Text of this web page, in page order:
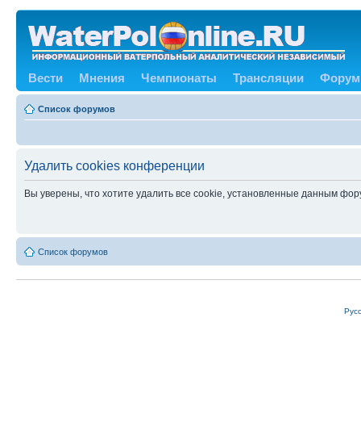
Вести Мнения Чемпионаты Трансляции Форум
Список форумов
Удалить cookies конференции
Вы уверены, что хотите удалить все cookie, установленные данным
Список форумов